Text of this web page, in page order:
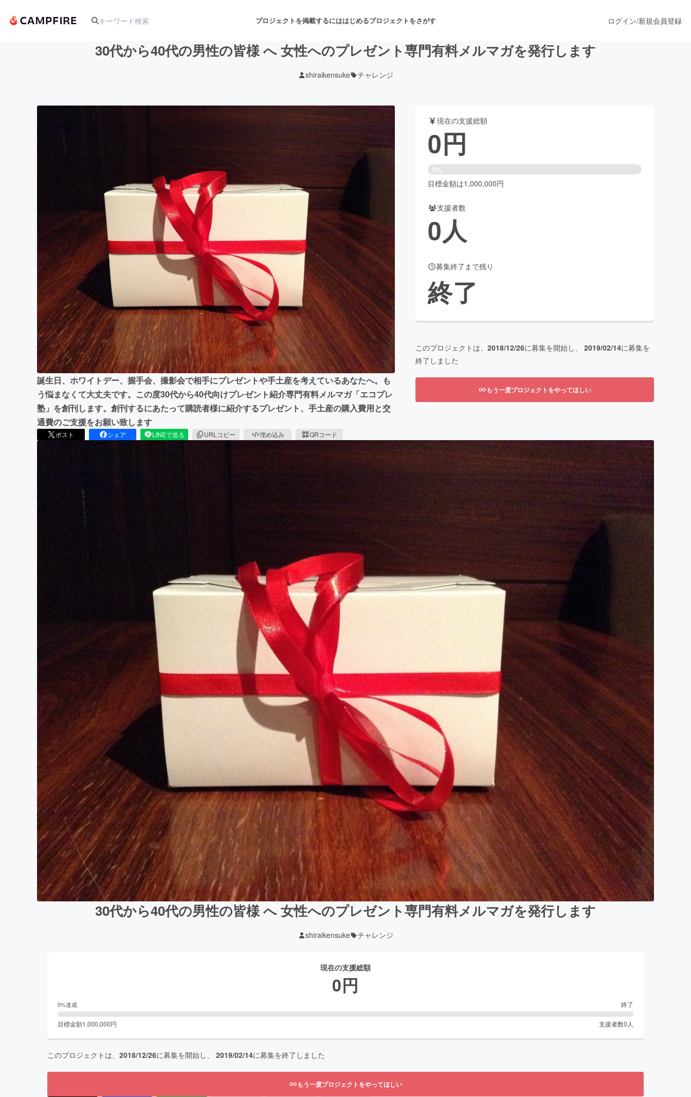
プロジェクトを掲載するにははじめるプロジェクトをさがす
音楽 舞台・パフォーマンス
ゲーム・サービス開発 フード・飲食店
映像・映画 書籍・雑誌出版 アニメ・漫画
ビジネス・起業 ビューティー・ヘルスケア
まちづくり・地域活性化
CAMPFIRE for Social Good
CAMPFIRE Creation
CAMPFIREふるさと納税 machi-ya コミュニティ
ログイン/新規会員登録
30代から40代の男性の皆様 へ 女性へのプレゼント専門有料メルマガを発行します
shiraikensuke チャレンジ
誕生日、ホワイトデー、握手会、撮影会で相手にプレゼントや手土産を考えているあなたへ。も
う悩まなくて大丈夫です。この度30代から40代向けプレゼント紹介専門有料メルマガ「エコプレ
塾」を創刊します。創刊するにあたって購読者様に紹介するプレゼント、手土産の購入費用と交
通費のご支援をお願い致します
ポスト シェア LINEで送る URLコピー 埋め込み QRコード
現在の支援総額
0円
0%
目標金額は1,000,000円
支援者数
0人
募集終了まで残り
終了
このプロジェクトは、 2018/12/26に募集を開始し、 2019/02/14に募集を
終了しました
もう一度プロジェクトをやってほしい
30代から40代の男性の皆様 へ 女性へのプレゼント専門有料メルマガを発行します
shiraikensuke チャレンジ
現在の支援総額
0円
0%達成 終了
目標金額1,000,000円 支援者数0 人
このプロジェクトは、 2018/12/26に募集を開始し、 2019/02/14に募集を終了しました
もう一度プロジェクトをやってほしい